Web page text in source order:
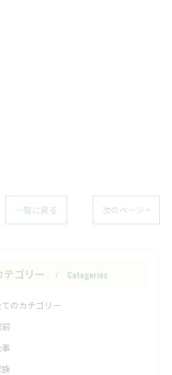
一覧に戻る 次のページ >
テゴリー Categories
のカテゴリー